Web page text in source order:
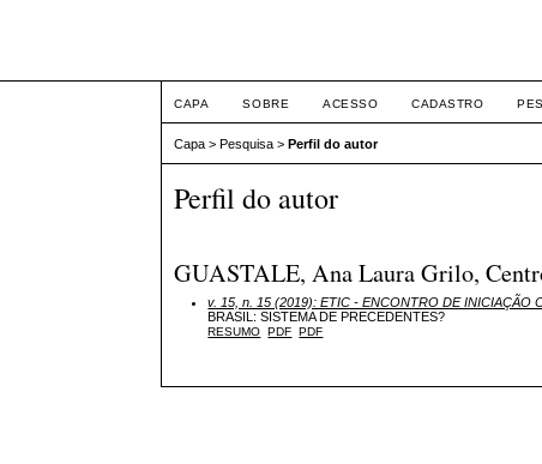
CAPA SOBRE ACESSO CADASTRO
Capa >Pesquisa >Perfil do autor
Perfil do autor
GUASTALE, Ana Laura Grilo,
v. 15, n. 15 (2019): ETIC - ENCONTRO DE INICIAÇÃO
BRASIL: SISTEMA DE PRECEDENTES?
RESUMO PDF PDF